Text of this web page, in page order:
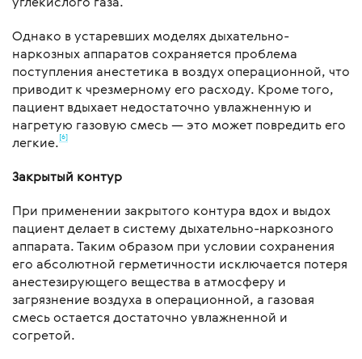
Однако в устаревших моделях дыхательно-
наркозных аппаратов сохраняется проблема
поступления анестетика в воздух операционной, что
приводит к чрезмерному его расходу. Кроме того,
пациент вдыхает недостаточно увлажненную и
нагретую газовую смесь — это может повредить его
легкие.[6]
Закрытый контур
При применении закрытого контура вдох и выдох
пациент делает в систему дыхательно-наркозного
аппарата. Таким образом при условии сохранения
его абсолютной герметичности исключается потеря
анестезирующего вещества в атмосферу и
загрязнение воздуха в операционной, а газовая
смесь остается достаточно увлажненной и
согретой.